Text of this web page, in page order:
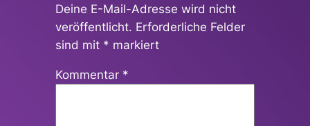
Deine E-Mail-Adresse wird nicht
veröffentlicht. Erforderliche Felder
sind mit * markiert
Kommentar *